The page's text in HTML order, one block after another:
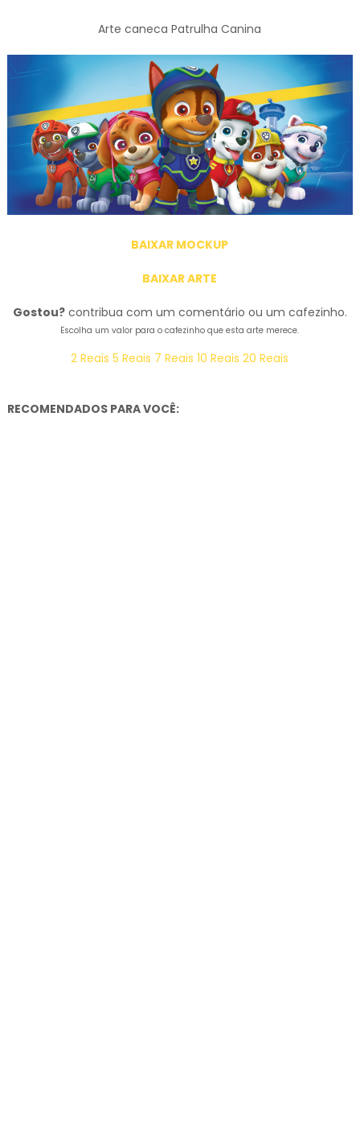
Arte caneca Patrulha Canina
BAIXAR MOCKUP
BAIXAR ARTE
Gostou?contribua com um comentário ou um cafezinho.
Escolha um valor para o cafezinho que esta arte merece.
2 Reais5 Reais 7 Reais10 Reais20 Reais
RECOMENDADOS PARA VOCÊ: